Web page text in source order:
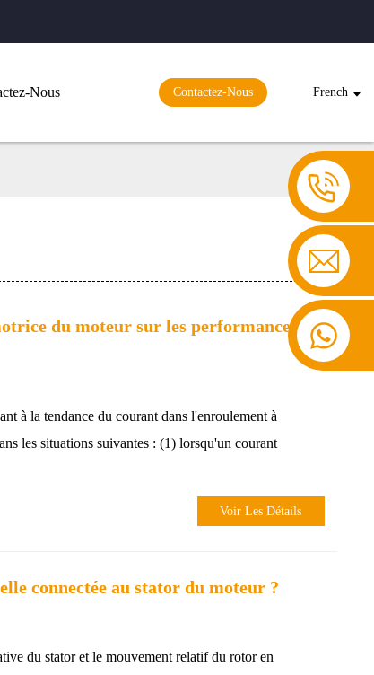
Nous Contactez-Nous French
du moteur sur les performances du
à la tendance du courant dans l'enroulement à
les situations suivantes : (1) lorsqu'un courant
Voir Les Détails
connectée au stator du moteur ?
du stator et le mouvement relatif du rotor en